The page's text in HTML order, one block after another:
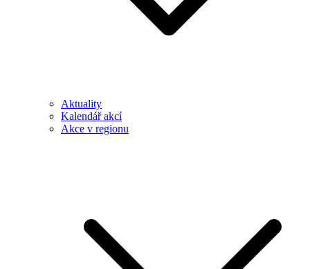
Aktuality
Kalendář akcí
Akce v regionu